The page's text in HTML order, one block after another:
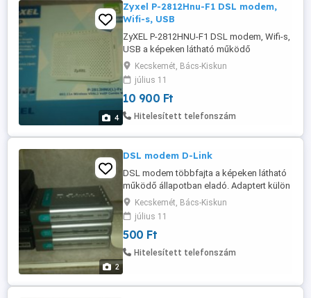
4
Zyxel P-2812Hnu-F1 DSL modem,
Wifi-s, USB
ZyXEL P-2812HNU-F1 DSL modem, Wifi-s,
USB a képeken látható működő
állapotban eladó dobozával. Routerként
is használható, adaptert + 1500Ft-ért
tudok hozzá adni.
Kecskemét, Bács-Kiskun
július 11
10 900 Ft
Hitelesített telefonszám
2
DSL modem D-Link
DSL modem többfajta a képeken látható
működő állapotban eladó. Adaptert külön
tudok hozzá adni! Az ár 1db-ra
vonatkozik!
Kecskemét, Bács-Kiskun
július 11
500 Ft
Hitelesített telefonszám